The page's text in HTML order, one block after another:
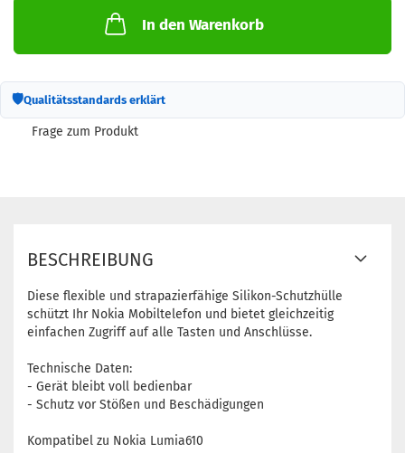
In den Warenkorb
🛡Qualitätsstandards erklärt
Frage zum Produkt
BESCHREIBUNG
Diese flexible und strapazierfähige Silikon-Schutzhülle
schützt Ihr Nokia Mobiltelefon und bietet gleichzeitig
einfachen Zugriff auf alle Tasten und Anschlüsse.
Technische Daten:
- Gerät bleibt voll bedienbar
- Schutz vor Stößen und Beschädigungen
Kompatibel zu Nokia Lumia610